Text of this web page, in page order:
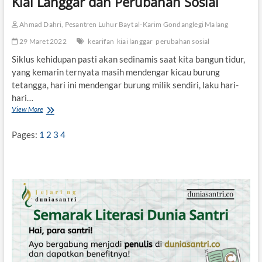
o
b
n
g
e
r
b
Ahmad Dahri, Pesantren Luhur Bayt al-Karim Gondanglegi Malang
29 Maret 2022
kearifan kiai langgar perubahan sosial
Siklus kehidupan pasti akan sedinamis saat kita bangun tidur,
yang kemarin ternyata masih mendengar kicau burung
tetangga, hari ini mendengar burung milik sendiri, laku hari-
hari…
View MoreK
i
g
a
r
d
a
n
P
Pages: 1 2 3 4